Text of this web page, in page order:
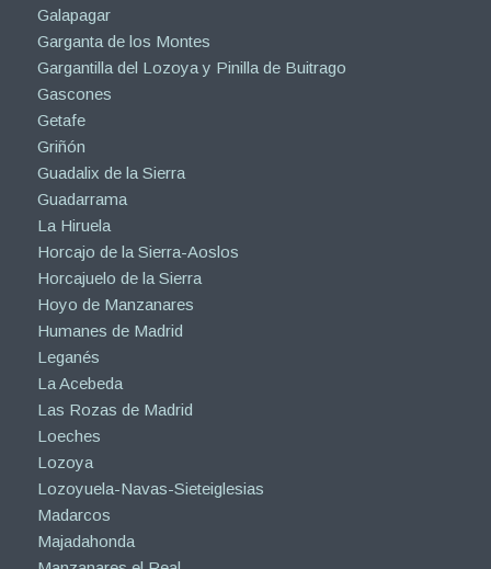
Galapagar
Garganta de los Montes
Gargantilla del Lozoya y Pinilla de Buitrago
Gascones
Getafe
Griñón
Guadalix de la Sierra
Guadarrama
La Hiruela
Horcajo de la Sierra-Aoslos
Horcajuelo de la Sierra
Hoyo de Manzanares
Humanes de Madrid
Leganés
La Acebeda
Las Rozas de Madrid
Loeches
Lozoya
Lozoyuela-Navas-Sieteiglesias
Madarcos
Majadahonda